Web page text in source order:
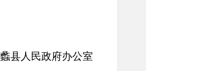
蠡县人民政府办公室